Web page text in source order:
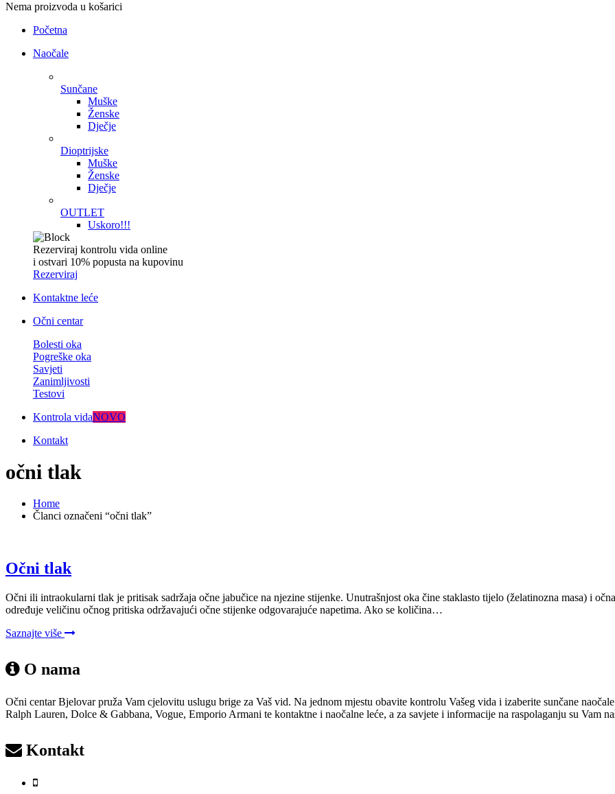
Nema proizvoda u košarici
Početna
Naočale
Sunčane
Muške
Ženske
Dječje
Dioptrijske
Muške
Ženske
Dječje
OUTLET
Uskoro!!!
Rezerviraj kontrolu vida online
i ostvari 10% popusta na kupovinu
Rezerviraj
Kontaktne leće
Očni centar
Bolesti oka
Pogreške oka
Savjeti
Zanimljivosti
Testovi
Kontrola vidaNOVO
Kontakt
očni tlak
Home
Članci označeni “očni tlak”
Očni tlak
Očni ili intraokularni tlak je pritisak sadržaja očne jabučice na njezine stijenke. Unutrašnjost oka čine staklasto tijelo (želatinozna masa) i
određuje veličinu očnog pritiska održavajući očne stijenke odgovarajuće napetima. Ako se količina…
Saznajte više
O nama
Očni centar Bjelovar pruža Vam cjelovitu uslugu brige za Vaš vid. Na jednom mjestu obavite kontrolu Vašeg vida i izaberite sunčane
Ralph Lauren, Dolce & Gabbana, Vogue, Emporio Armani te kontaktne i naočalne leće, a za savjete i informacije na raspolaganju su Vam
Kontakt